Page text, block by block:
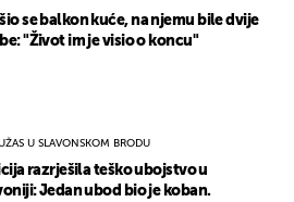
se balkon kuće, na njemu bile dvije
"Život im je visio o koncu"
U SLAVONSKOM BRODU
razrješila teško ubojstvo u
Jedan ubod bio je koban.